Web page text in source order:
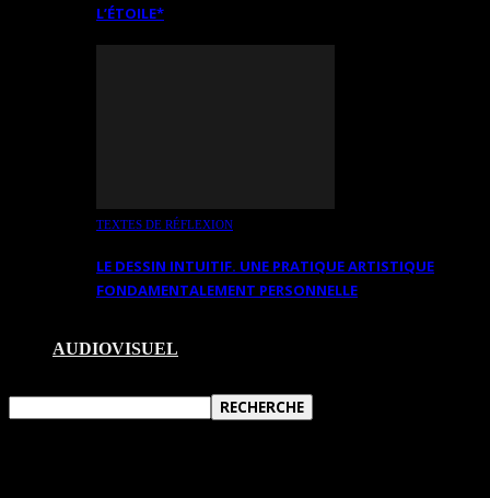
L’ÉTOILE*
TEXTES DE RÉFLEXION
LE DESSIN INTUITIF. UNE PRATIQUE ARTISTIQUE
FONDAMENTALEMENT PERSONNELLE
AUDIOVISUEL